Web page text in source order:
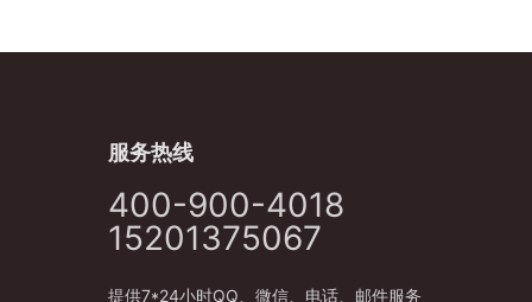
服务热线
400-900-4018
15201375067
提供7*24小时QQ、微信、电话、邮件服务